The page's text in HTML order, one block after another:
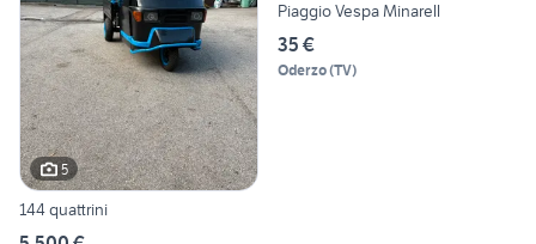
5
144 quattrini
Piaggio Vespa Minarell
35 €
Oderzo(TV)